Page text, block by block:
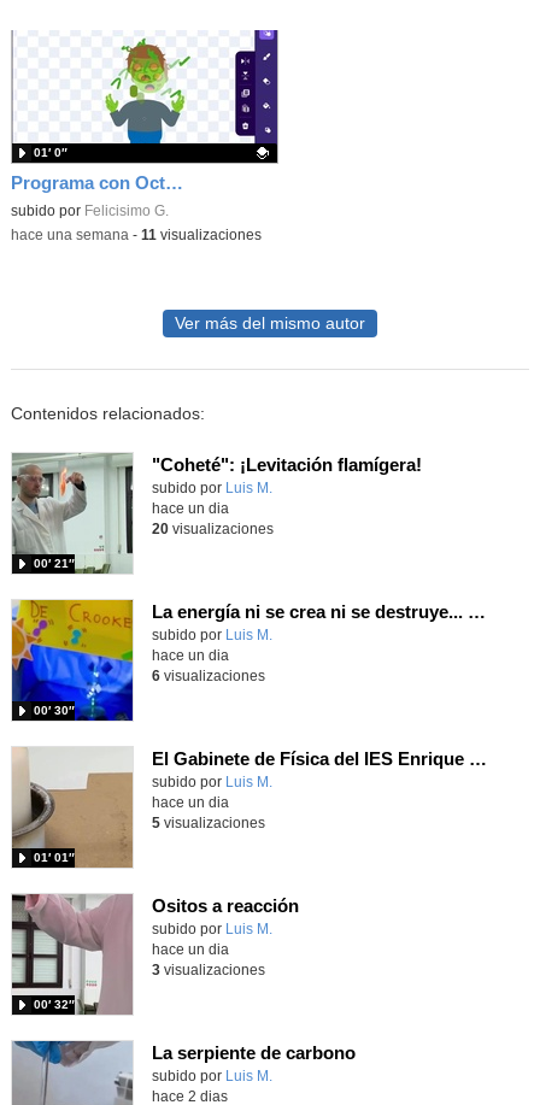
Programa con OctoStudio, un juego homenajeando al House of the dead con Zombies
Contenido educativo.
subido por Felicisimo G.
01′ 0″
-hace una semana - 11 visualizaciones
Ver más del mismo autor
Contenidos relacionados:
"Coheté": ¡Levitación flamígera!
Contenido educativo.
subido por Luis M.
00′ 21″
hace un dia
20visualizaciones
La energía ni se crea ni se destruye... ¡se experimenta! El Tierno en la Feria Madrid es Ciencia 2026
Contenido educativo.
subido por Luis M.
00′ 30″
hace un dia
6visualizaciones
El Gabinete de Física del IES Enrique Tierno Galván de Parla (Curso 25-26)
Contenido educativo.
subido por Luis M.
01′ 01″
hace un dia
5visualizaciones
Ositos a reacción
Contenido educativo.
subido por Luis M.
00′ 32″
hace un dia
3visualizaciones
La serpiente de carbono
Contenido educativo.
subido por Luis M.
hace 2 dias